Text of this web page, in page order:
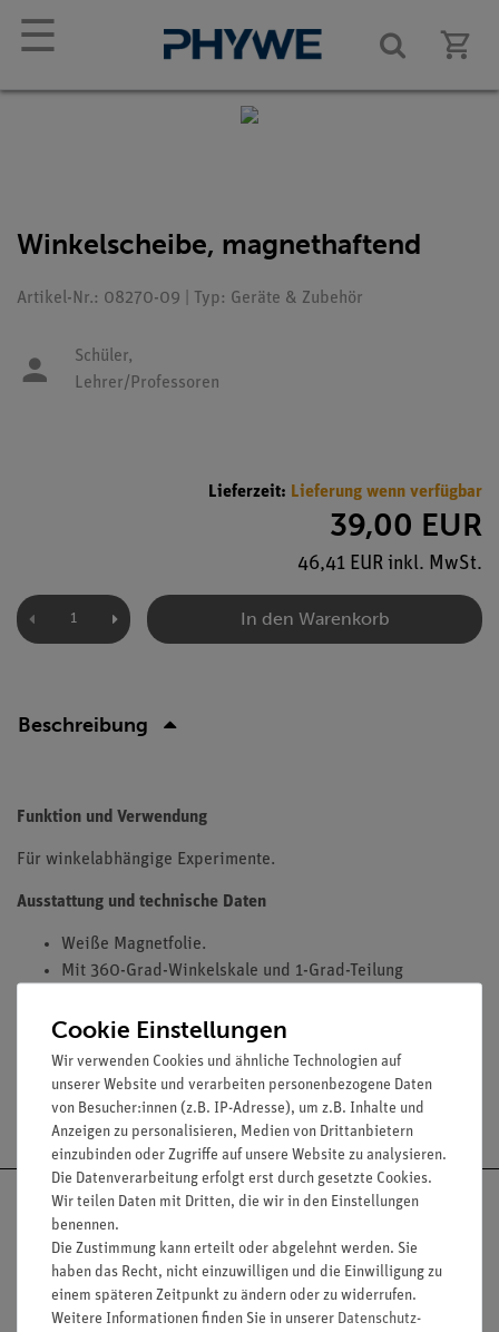
☰
Winkelscheibe, magnethaftend
Artikel-Nr.: 08270-09 | Typ: Geräte & Zubehör
Schüler,
Lehrer/Professoren
Lieferzeit: Lieferung wenn verfügbar
39,00 EUR
46,41 EUR inkl. MwSt.
In den Warenkorb
Beschreibung
Funktion und Verwendung
Für winkelabhängige Experimente.
Ausstattung und technische Daten
Weiße Magnetfolie.
Mit 360-Grad-Winkelskale und 1-Grad-Teilung
Versandkostenfrei ab 300,- €
Nach oben
Cookie Einstellungen
Wir verwenden Cookies und ähnliche Technologien auf
unserer Website und verarbeiten personenbezogene Daten
von Besucher:innen (z.B. IP-Adresse), um z.B. Inhalte und
Anzeigen zu personalisieren, Medien von Drittanbietern
einzubinden oder Zugriffe auf unsere Website zu analysieren.
Die Datenverarbeitung erfolgt erst durch gesetzte Cookies.
Wir teilen Daten mit Dritten, die wir in den Einstellungen
benennen.
Die Zustimmung kann erteilt oder abgelehnt werden. Sie
haben das Recht, nicht einzuwilligen und die Einwilligung zu
einem späteren Zeitpunkt zu ändern oder zu widerrufen.
Weitere Informationen finden Sie in unserer Daten­schutz­